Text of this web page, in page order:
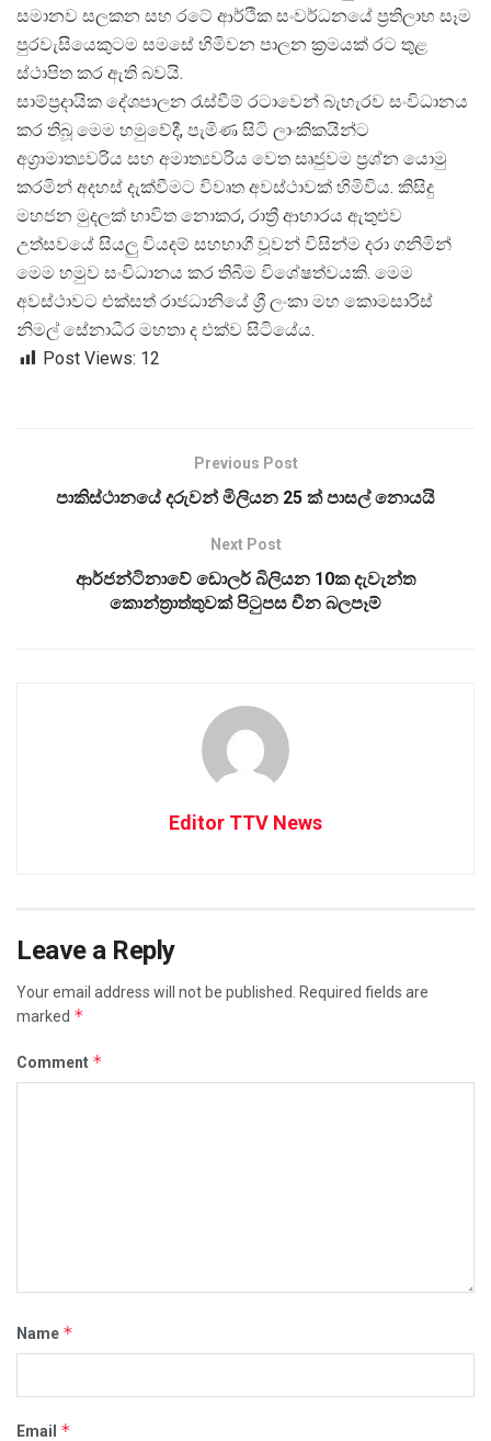
සමානව සලකන සහ රටේ ආර්ථික සංවර්ධනයේ ප්රතිලාභ සෑම
පුරවැසියෙකුටම සමසේ හිමිවන පාලන ක්රමයක් රට තුළ
ස්ථාපිත කර ඇති බවයි.
සාම්ප්රදායික දේශපාලන රැස්වීම් රටාවෙන් බැහැරව සංවිධානය
කර තිබූ මෙම හමුවේදී, පැමිණ සිටි ලාංකිකයින්ට
අග්රාමාත්යවරිය සහ අමාත්යවරිය වෙත සෘජුවම ප්රශ්න යොමු
කරමින් අදහස් දැක්වීමට විවෘත අවස්ථාවක් හිමිවිය. කිසිදු
මහජන මුදලක් භාවිත නොකර, රාත් රී ආහාරය ඇතුළුව
උත්සවයේ සියලු වියදම් සහභාගී වූවන් විසින්ම දරා ගනිමින්
මෙම හමුව සංවිධානය කර තිබීම විශේෂත්වයකි. මෙම
අවස්ථාවට එක්සත් රාජධානියේ ශ් රී ලංකා මහ කොමසාරිස්
නිමල් සේනාධීර මහතා ද එක්ව සිටියේය.
Post Views: 12
Previous Post
පාකිස්ථානයේ දරුවන් මිලියන 25 ක් පාසල් නොයයි
Next Post
ආර්ජන්ටිනාවේ ඩොලර් බිලියන 10ක දැවැන්ත
කොන්ත්‍රාත්තුවක් පිටුපස චීන බලපෑම්
Editor TTV News
Leave a Reply
Your email address will not be published. Required fields are
marked *
Comment *
Name *
Email *